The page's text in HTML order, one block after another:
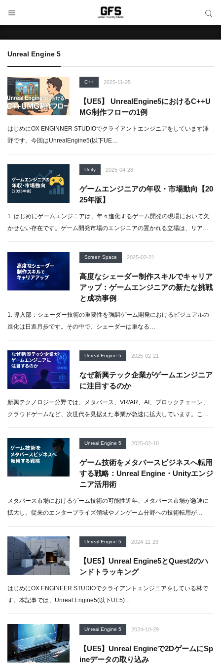
Unreal Engine 5
C++ 2025-11-25
【UE5】 UnrealEngine5におけるC++U
MG制作フローの1例
はじめにOX ENGINNER STUDIOでクライアントエンジニアをしています澤
野です。今回はUnrealEngine5(以下UE…
Unity 2025-04-28
ゲームエンジニアの年収・市場動向【20
25年版】
1. はじめにゲームエンジニアは、年々進化するゲーム開発の現場において欠
かせない存在です。ゲーム開発市場のエンジニアの置かれる立場は、リア
ル…
Screen Space 2025-02-21
高度なシェーダー制作スキルでキャリア
アップ：ゲームエンジニアの新たな挑戦
と成功事例
1. 導入部：シェーダー技術の重要性を強調ゲーム開発におけるビジュアルの
進化は日進月歩です。その中で、シェーダーは単なる…
Unreal Engine 5 2025-02-21
なぜ新興テック企業がゲームエンジニア
に注目するのか
新興テクノロジー分野では、メタバース、VR/AR、AI、ブロックチェーン、
クラウドゲームなど、次世代を見据えた事業が急速に拡大しています。こ…
Unreal Engine 5 2025-02-18
ゲーム技術をメタバースビジネスへ転用
する戦略：Unreal Engine・Unityエンジ
ニア活用術
メタバース市場におけるゲーム技術の可能性近年、メタバース市場が急速に
拡大し、従来のエンタープライズ領域やノンゲーム分野への技術転用が…
Unreal Engine 5 2024-11-23
【UE5】Unreal Engine5とQuest2のハ
ンドトラッキング
はじめにOX ENGINEER STUDIOでクライアントエンジニアをしている林で
す。本記事では、Unreal Engine5(以下UE5)…
Unreal Engine 5 2024-10-29
【UE5】Unreal Engineで2DゲームにSp
ineデータの取り込み
サイト内検索